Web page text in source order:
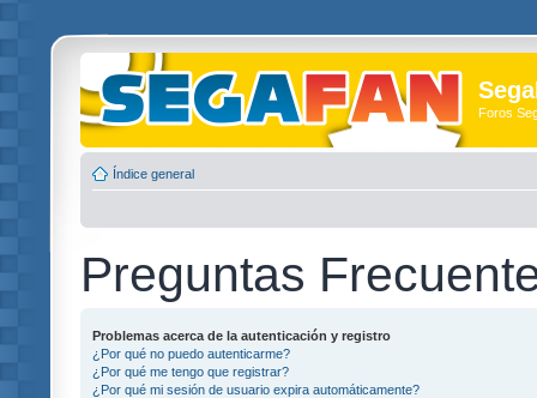
Foros
Índice general
Preguntas
Problemas acerca de la autenticación y registro
¿Por qué no puedo autenticarme?
¿Por qué me tengo que registrar?
¿Por qué mi sesión de usuario expira automáticamente?